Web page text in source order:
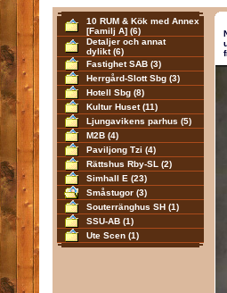
10 RUM & Kök med Annex
[Familj A](6)
Detaljer och annat
dylikt(6)
Fastighet SAB(3)
Herrgård-Slott Sbg(3)
Hotell Sbg(8)
Kultur Huset(11)
Ljungavikens parhus (5)
M2B(4)
Paviljong Tzi (4)
Rättshus Rby-SL (2)
Simhall E (23)
Småstugor(3)
Souterränghus SH(1)
SSU-AB(1)
Ute Scen(1)